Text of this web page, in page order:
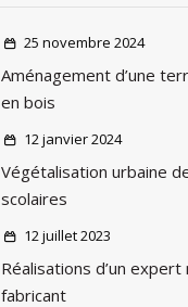
25 novembre 2024
Aménagement d’une
en bois
12 janvier 2024
Végétalisation urbaine
scolaires
12 juillet 2023
Réalisations d’un
fabricant